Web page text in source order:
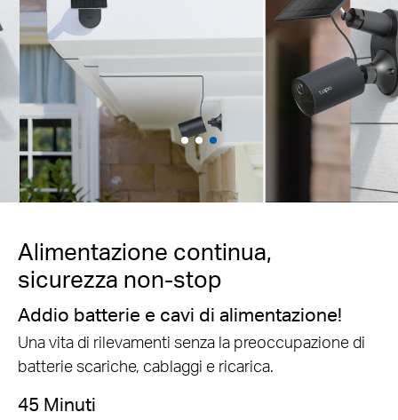
Alimentazione continua,
sicurezza non-stop
Addio batterie e cavi di alimentazione!
Una vita di rilevamenti senza la preoccupazione di
batterie scariche, cablaggi e ricarica.
45 Minuti